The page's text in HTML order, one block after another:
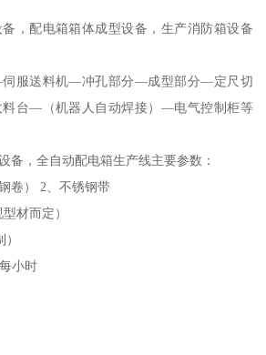
，配电箱箱体成型设备，生产消防箱设备
服送料机—冲孔部分—成型部分—定尺切
台—（机器人自动焊接）—电气控制柜等
备，全自动配电箱生产线主要参数：
卷） 2、不锈钢带
材而定）
小时